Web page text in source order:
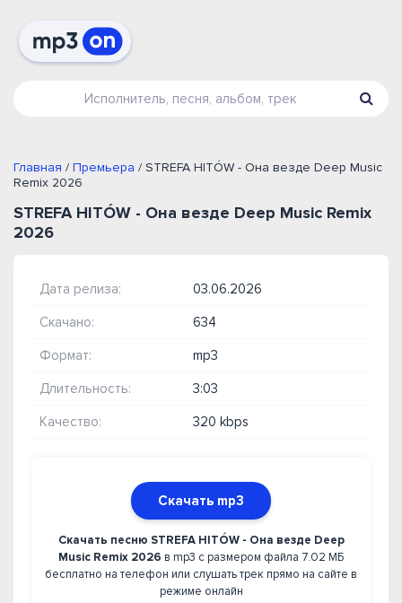
Главная / Премьера / STREFA HITÓW - Она везде Deep Music
Remix 2026
STREFA HITÓW - Она везде Deep Music Remix
2026
Дата релиза: 03.06.2026
Скачано: 634
Формат: mp3
Длительность: 3:03
Качество: 320 kbps
Скачать mp3
Скачать песню STREFA HITÓW - Она везде Deep
Music Remix 2026 в mp3 с размером файла 7.02 МБ
бесплатно на телефон или слушать трек прямо на сайте в
режиме онлайн